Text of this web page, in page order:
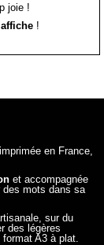
joie !
!
en France,
et accompagnée
des mots dans sa
sur du
des légères
A3 à plat.